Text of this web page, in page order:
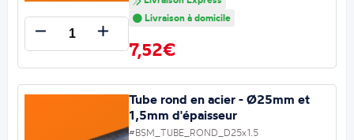
Livraison à domicile
7,52€
Tube rond en acier - Ø25mm et
1,5mm d'épaisseur
#BSM_TUBE_ROND_D25x1.5